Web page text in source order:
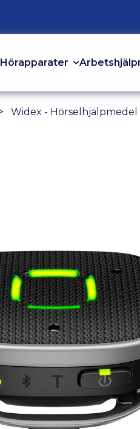
Hörapparater
Widex - Hörselhjälpmedel